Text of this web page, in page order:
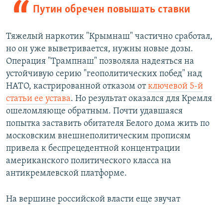
Путин обречен повышать ставки
Тяжелый наркотик "Крымнаш" частично сработал,
но он уже выветривается, нужны новые дозы.
Операция "Трампнаш" позволяла надеяться на
устойчивую серию "геополитических побед" над
НАТО, кастрированной отказом отключевой 5-й
статьи ее устава. Но результат оказался для Кремля
ошеломляюще обратным. Почти удавшаяся
попытка заставить обитателя Белого дома жить по
московским внешнеполитическим прописям
привела к беспрецедентной концентрации
американского политического класса на
антикремлевской платформе.
На вершине российской власти еще звучат